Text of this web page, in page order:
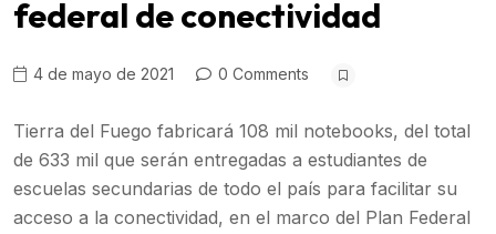
federal de conectividad
4 de mayo de 2021 0 Comments
Tierra del Fuego fabricará 108 mil notebooks, del total
de 633 mil que serán entregadas a estudiantes de
escuelas secundarias de todo el país para facilitar su
acceso a la conectividad, en el marco del Plan Federal